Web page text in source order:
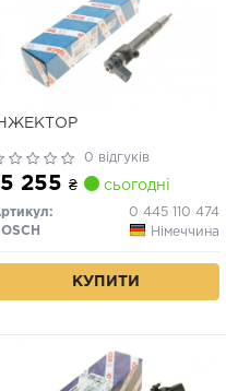
0 відгуків
255 ₴ сьогодні
0 445 110 474
Німеччина
КУПИТИ